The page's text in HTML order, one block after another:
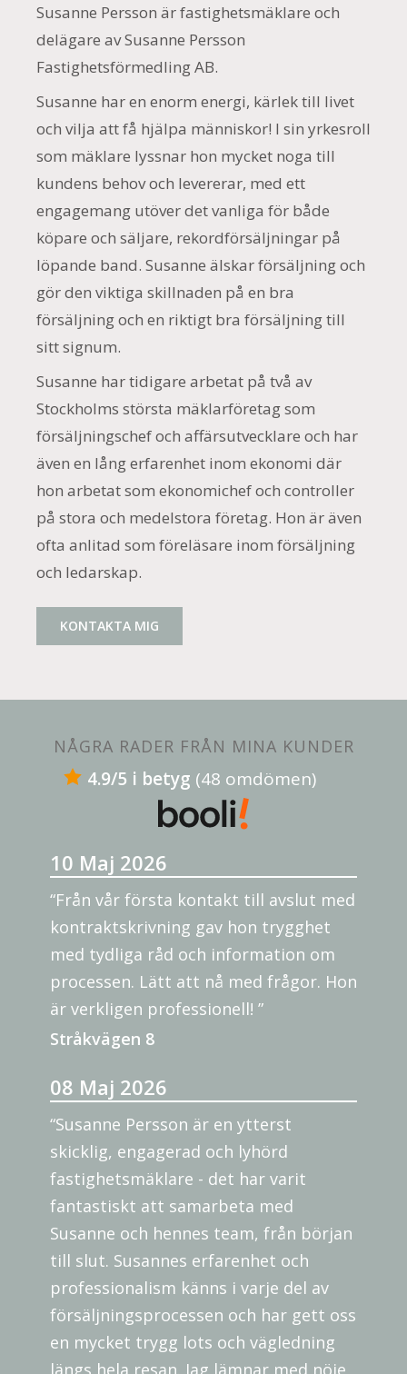
Susanne Persson är fastighetsmäklare och
delägare av Susanne Persson
Fastighetsförmedling AB.
Susanne har en enorm energi, kärlek till livet
och vilja att få hjälpa människor! I sin yrkesroll
som mäklare lyssnar hon mycket noga till
kundens behov och levererar, med ett
engagemang utöver det vanliga för både
köpare och säljare, rekordförsäljningar på
löpande band. Susanne älskar försäljning och
gör den viktiga skillnaden på en bra
försäljning och en riktigt bra försäljning till
sitt signum.
Susanne har tidigare arbetat på två av
Stockholms största mäklarföretag som
försäljningschef och affärsutvecklare och har
även en lång erfarenhet inom ekonomi där
hon arbetat som ekonomichef och controller
på stora och medelstora företag. Hon är även
ofta anlitad som föreläsare inom försäljning
och ledarskap.
KONTAKTA MIG
NÅGRA RADER FRÅN MINA KUNDER
4.9/5 i betyg (48 omdömen)
10 Maj 2026
“Från vår första kontakt till avslut med
kontraktskrivning gav hon trygghet
med tydliga råd och information om
processen. Lätt att nå med frågor. Hon
är verkligen professionell! ”
Stråkvägen 8
08 Maj 2026
“Susanne Persson är en ytterst
skicklig, engagerad och lyhörd
fastighetsmäklare - det har varit
fantastiskt att samarbeta med
Susanne och hennes team, från början
till slut. Susannes erfarenhet och
professionalism känns i varje del av
försäljningsprocessen och har gett oss
en mycket trygg lots och vägledning
längs hela resan. Jag lämnar med nöje